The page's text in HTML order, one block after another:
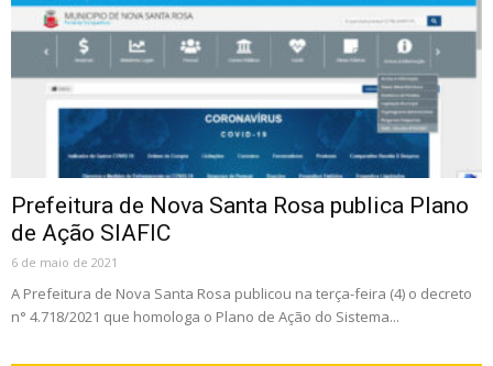
Prefeitura de Nova Santa Rosa publica Plano
de Ação SIAFIC
6 de maio de 2021
A Prefeitura de Nova Santa Rosa publicou na terça-feira (4) o decreto
n° 4.718/2021 que homologa o Plano de Ação do Sistema...